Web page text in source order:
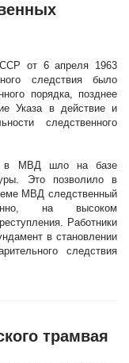
от 6 апреля 1963
следствия было
порядка, позднее
Указа в действие и
следственного
в МВД шло на базе
Это позволило в
МВД следственный
на высоком
Работники
в становлении
следствия
трамвая